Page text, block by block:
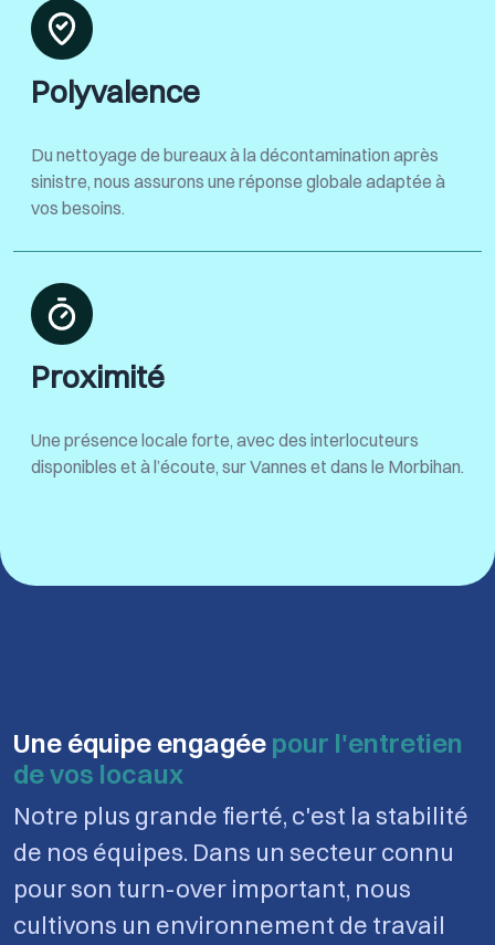
Polyvalence
Du nettoyage de bureaux à la décontamination après
sinistre, nous assurons une réponse globale adaptée à
vos besoins.
Proximité
Une présence locale forte, avec des interlocuteurs
disponibles et à l’écoute, sur Vannes et dans le Morbihan.
Une équipe engagée pour l'entretien
de vos locaux
Notre plus grande fierté, c'est la stabilité
de nos équipes. Dans un secteur connu
pour son turn-over important, nous
cultivons un environnement de travail